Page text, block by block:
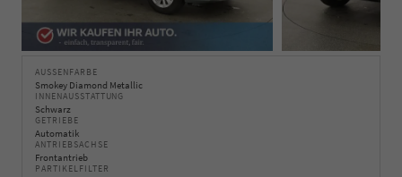
AUSSENFARBE
Smokey Diamond Metallic
INNENAUSSTATTUNG
Schwarz
GETRIEBE
Automatik
ANTRIEBSACHSE
Frontantrieb
PARTIKELFILTER